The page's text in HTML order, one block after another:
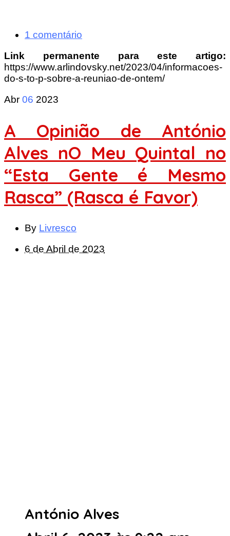
1 comentário
Link permanente para este artigo:
https://www.arlindovsky.net/2023/04/informacoes-
do-s-to-p-sobre-a-reuniao-de-ontem/
Abr 06 2023
A Opinião de António
Alves nO Meu Quintal no
“Esta Gente é Mesmo
Rasca” (Rasca é Favor)
By Livresco
6 de Abril de 2023
António Alves